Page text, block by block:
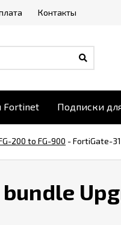
Контакты
Fortinet Подписки
200 to FG-900 -FortiGate-
bundle